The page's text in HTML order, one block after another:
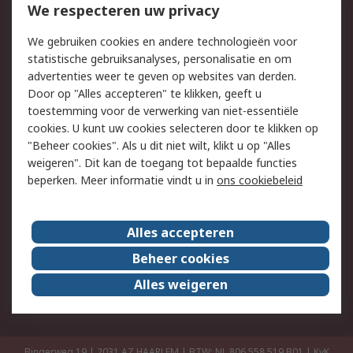
Bestellen
Inkoopoplossingen
Track & Trace
Wettelijk
Cookiebeleid
Email veiligheid
Privacybeleid
Websitevoorwaarden
Algemene
verkoopvoorwaarden
Over RS
RS Group
Over ons
RS wereldwijd
Werken bij RS
ESG
We respecteren uw privacy
We gebruiken cookies en andere technologieën voor
statistische gebruiksanalyses, personalisatie en om
advertenties weer te geven op websites van derden.
Door op "Alles accepteren" te klikken, geeft u
toestemming voor de verwerking van niet-essentiële
cookies. U kunt uw cookies selecteren door te klikken op
"Beheer cookies". Als u dit niet wilt, klikt u op "Alles
weigeren". Dit kan de toegang tot bepaalde functies
beperken. Meer informatie vindt u in ons cookiebeleid
Alles accepteren
Beheer cookies
Alles weigeren